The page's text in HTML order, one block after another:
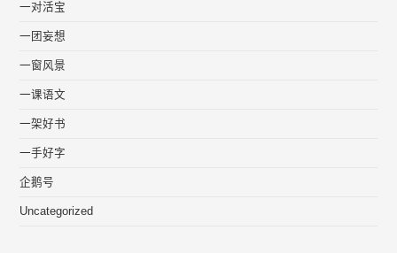
一对活宝
一团妄想
一窗风景
一课语文
一架好书
一手好字
企鹅号
Uncategorized